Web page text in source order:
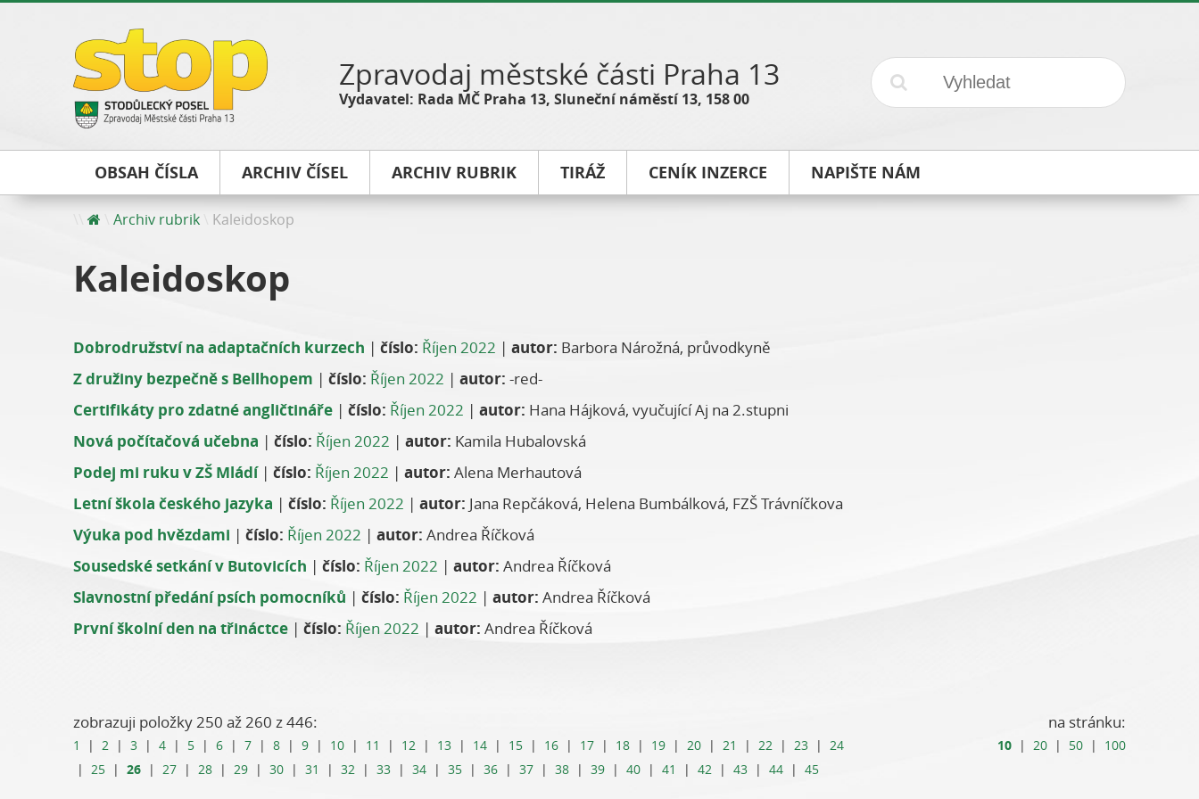
Zpravodaj městské části Praha 13
Vydavatel: Rada MČ Praha 13, Sluneční náměstí 13, 158 00
OBSAH ČÍSLA ARCHIV ČÍSEL ARCHIV RUBRIK TIRÁŽ CENÍK INZERCE NAPIŠTE NÁM
Archiv rubrik Kaleidoskop
Kaleidoskop
Dobrodružství na adaptačních kurzech | číslo: Říjen 2022 | autor: Barbora Nárožná, průvodkyně
Z družiny bezpečně s Bellhopem | číslo: Říjen 2022 | autor: -red-
Certifikáty pro zdatné angličtináře | číslo: Říjen 2022 | autor: Hana Hájková, vyučující Aj na 2.stupni
Nová počítačová učebna | číslo: Říjen 2022 | autor: Kamila Hubalovská
Podej mi ruku v ZŠ Mládí| číslo: Říjen 2022 | autor: Alena Merhautová
Letní škola českého jazyka | číslo: Říjen 2022 | autor: Jana Repčáková, Helena Bumbálková, FZŠ Trávníčkova
Výuka pod hvězdami | číslo: Říjen 2022 | autor: Andrea Říčková
Sousedské setkání v Butovicích | číslo: Říjen 2022 | autor: Andrea Říčková
Slavnostní předání psích pomocníků | číslo: Říjen 2022 | autor: Andrea Říčková
První školní den na třináctce | číslo: Říjen 2022 | autor: Andrea Říčková
zobrazuji položky 250 až 260 z 446:
1 | 2 | 3 | 4 | 5 | 6 | 7 | 8 | 9 | 10 | 11 | 12 | 13 | 14 | 15 | 16 | 17 | 18 | 19 | 20 | 21 | 22 | 23 | 24
| 25 | 26 | 27 | 28 | 29 | 30 | 31 | 32 | 33 | 34 | 35 | 36 | 37 | 38 | 39 | 40 | 41 | 42 | 43 | 44 | 45
na stránku:
10| 20| 50| 100